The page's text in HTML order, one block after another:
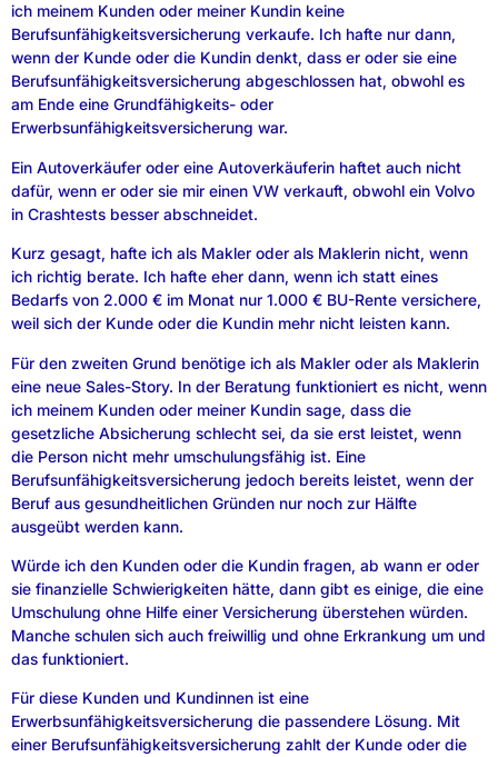
ich meinem Kunden oder meiner Kundin keine
Berufsunfähigkeitsversicherung verkaufe. Ich hafte nur dann,
wenn der Kunde oder die Kundin denkt, dass er oder sie eine
Berufsunfähigkeitsversicherung abgeschlossen hat, obwohl es
am Ende eine Grundfähigkeits- oder
Erwerbsunfähigkeitsversicherung war.
Ein Autoverkäufer oder eine Autoverkäuferin haftet auch nicht
dafür, wenn er oder sie mir einen VW verkauft, obwohl ein Volvo
in Crashtests besser abschneidet.
Kurz gesagt, hafte ich als Makler oder als Maklerin nicht, wenn
ich richtig berate. Ich hafte eher dann, wenn ich statt eines
Bedarfs von 2.000 € im Monat nur 1.000 € BU-Rente versichere,
weil sich der Kunde oder die Kundin mehr nicht leisten kann.
Für den zweiten Grund benötige ich als Makler oder als Maklerin
eine neue Sales-Story. In der Beratung funktioniert es nicht, wenn
ich meinem Kunden oder meiner Kundin sage, dass die
gesetzliche Absicherung schlecht sei, da sie erst leistet, wenn
die Person nicht mehr umschulungsfähig ist. Eine
Berufsunfähigkeitsversicherung jedoch bereits leistet, wenn der
Beruf aus gesundheitlichen Gründen nur noch zur Hälfte
ausgeübt werden kann.
Würde ich den Kunden oder die Kundin fragen, ab wann er oder
sie finanzielle Schwierigkeiten hätte, dann gibt es einige, die eine
Umschulung ohne Hilfe einer Versicherung überstehen würden.
Manche schulen sich auch freiwillig und ohne Erkrankung um und
das funktioniert.
Für diese Kunden und Kundinnen ist eine
Erwerbsunfähigkeitsversicherung die passendere Lösung. Mit
einer Berufsunfähigkeitsversicherung zahlt der Kunde oder die